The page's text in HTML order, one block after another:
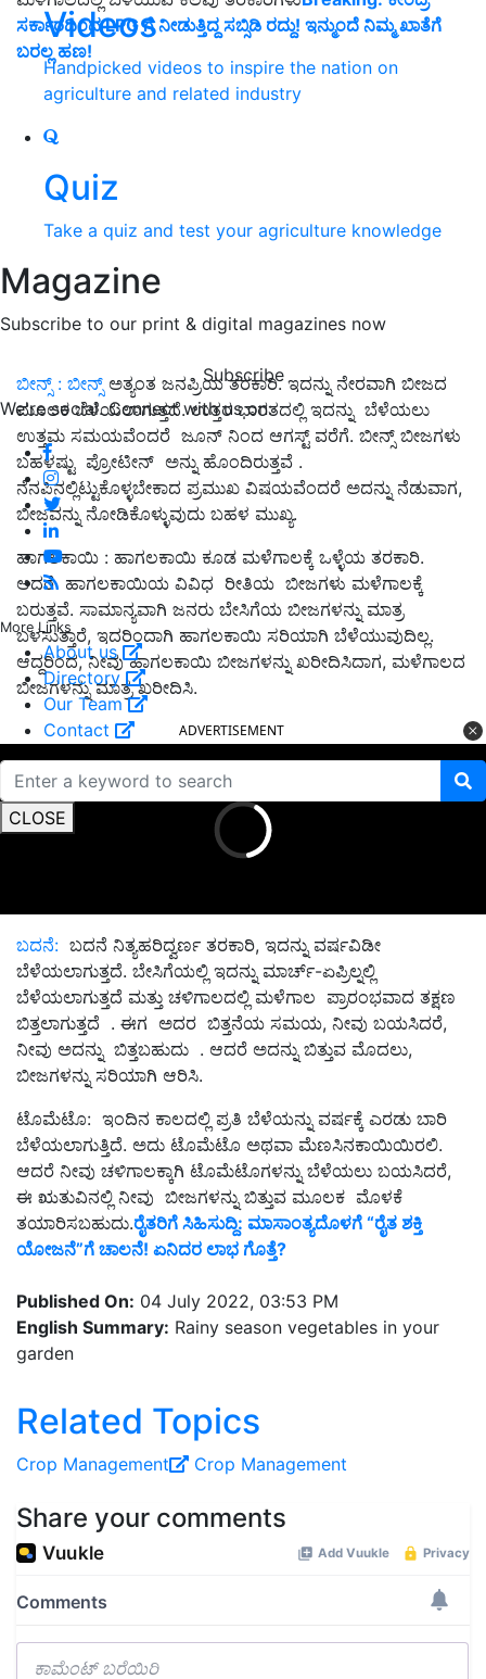
Videos
Handpicked videos to inspire the nation on
agriculture and related industry
Quiz
Take a quiz and test your agriculture knowledge
Magazine
Subscribe to our print & digital magazines now
Subscribe
We're social. Connect with us on:
More Links
About us
Directory
Our Team
Contact
CLOSE
ಸರ್ಕಾರದಿಂದ LPG ಗೆ ನೀಡುತ್ತಿದ್ದ ಸಬ್ಸಿಡಿ ರದ್ದು! ಇನ್ಮುಂದೆ ನಿಮ್ಮ ಖಾತೆಗೆ
ಬರಲ್ಲ ಹಣ!
ಬೀನ್ಸ್ : ಬೀನ್ಸ್ಅತ್ಯಂತ ಜನಪ್ರಿಯ ತರಕಾರಿ. ಇದನ್ನು ನೇರವಾಗಿ ಬೀಜದ
ಮೂಲಕ ಬೆಳೆಯಲಾಗುತ್ತದೆ. ಉತ್ತರ ಭಾರತದಲ್ಲಿ ಇದನ್ನು ಬೆಳೆಯಲು
ಉತ್ತಮ ಸಮಯವೆಂದರೆ ಜೂನ್ ನಿಂದ ಆಗಸ್ಟ್ ವರೆಗೆ. ಬೀನ್ಸ್ ಬೀಜಗಳು
ಬಹಳಷ್ಟು ಪ್ರೋಟೀನ್ ಅನ್ನು ಹೊಂದಿರುತ್ತವೆ .
ನೆನಪಿನಲ್ಲಿಟ್ಟುಕೊಳ್ಳಬೇಕಾದ ಪ್ರಮುಖ ವಿಷಯವೆಂದರೆ ಅದನ್ನು ನೆಡುವಾಗ,
ಬೀಜವನ್ನು ನೋಡಿಕೊಳ್ಳುವುದು ಬಹಳ ಮುಖ್ಯ.
ಹಾಗಲಕಾಯಿ : ಹಾಗಲಕಾಯಿ ಕೂಡ ಮಳೆಗಾಲಕ್ಕೆ ಒಳ್ಳೆಯ ತರಕಾರಿ.
ಆದರೆ ಹಾಗಲಕಾಯಿಯ ವಿವಿಧ ರೀತಿಯ ಬೀಜಗಳು ಮಳೆಗಾಲಕ್ಕೆ
ಬರುತ್ತವೆ. ಸಾಮಾನ್ಯವಾಗಿ ಜನರು ಬೇಸಿಗೆಯ ಬೀಜಗಳನ್ನು ಮಾತ್ರ
ಬಳಸುತ್ತಾರೆ, ಇದರಿಂದಾಗಿ ಹಾಗಲಕಾಯಿ ಸರಿಯಾಗಿ ಬೆಳೆಯುವುದಿಲ್ಲ.
ಆದ್ದರಿಂದ, ನೀವು ಹಾಗಲಕಾಯಿ ಬೀಜಗಳನ್ನು ಖರೀದಿಸಿದಾಗ, ಮಳೆಗಾಲದ
ಬೀಜಗಳನ್ನು ಮಾತ್ರ ಖರೀದಿಸಿ.
ADVERTISEMENT
ಬದನೆ: ಬದನೆ ನಿತ್ಯಹರಿದ್ವರ್ಣ ತರಕಾರಿ, ಇದನ್ನು ವರ್ಷವಿಡೀ
ಬೆಳೆಯಲಾಗುತ್ತದೆ. ಬೇಸಿಗೆಯಲ್ಲಿ ಇದನ್ನು ಮಾರ್ಚ್-ಏಪ್ರಿಲ್ನಲ್ಲಿ
ಬೆಳೆಯಲಾಗುತ್ತದೆ ಮತ್ತು ಚಳಿಗಾಲದಲ್ಲಿ ಮಳೆಗಾಲ ಪ್ರಾರಂಭವಾದ ತಕ್ಷಣ
ಬಿತ್ತಲಾಗುತ್ತದೆ . ಈಗ ಅದರ ಬಿತ್ತನೆಯ ಸಮಯ, ನೀವು ಬಯಸಿದರೆ,
ನೀವು ಅದನ್ನು ಬಿತ್ತಬಹುದು . ಆದರೆ ಅದನ್ನು ಬಿತ್ತುವ ಮೊದಲು,
ಬೀಜಗಳನ್ನು ಸರಿಯಾಗಿ ಆರಿಸಿ.
ಟೊಮೆಟೊ: ಇಂದಿನ ಕಾಲದಲ್ಲಿ ಪ್ರತಿ ಬೆಳೆಯನ್ನು ವರ್ಷಕ್ಕೆ ಎರಡು ಬಾರಿ
ಬೆಳೆಯಲಾಗುತ್ತಿದೆ. ಅದು ಟೊಮೆಟೊ ಅಥವಾ ಮೆಣಸಿನಕಾಯಿಯಿರಲಿ.
ಆದರೆ ನೀವು ಚಳಿಗಾಲಕ್ಕಾಗಿ ಟೊಮೆಟೊಗಳನ್ನು ಬೆಳೆಯಲು ಬಯಸಿದರೆ,
ಈ ಋತುವಿನಲ್ಲಿ ನೀವು ಬೀಜಗಳನ್ನು ಬಿತ್ತುವ ಮೂಲಕ ಮೊಳಕೆ
ತಯಾರಿಸಬಹುದು.ರೈತರಿಗೆ ಸಿಹಿಸುದ್ದಿ: ಮಾಸಾಂತ್ಯದೊಳಗೆ “ರೈತ ಶಕ್ತಿ
ಯೋಜನೆ”ಗೆ ಚಾಲನೆ! ಏನಿದರ ಲಾಭ ಗೊತ್ತೆ?
Published On: 04 July 2022, 03:53 PM
English Summary: Rainy season vegetables in your
garden
Related Topics
Crop Management Crop Management
Share your comments